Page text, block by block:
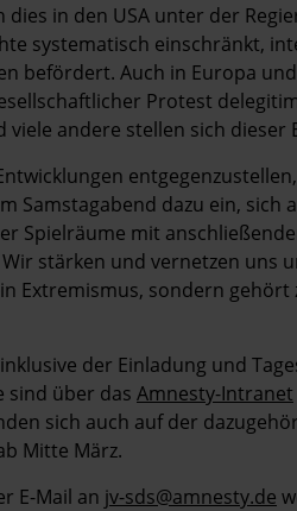
dies in den USA unter der
systematisch einschränkt,
befördert. Auch in Europa
Protest
viele andere stellen sich
Samstagabend dazu ein, sich
Spielräume mit
stärken und vernetzen uns
Extremismus, sondern gehört
der Einladung und
sind über das Amnesty-Intranet
sich auch auf der
Mitte März.
E-Mail an jv-sds@amnesty.de